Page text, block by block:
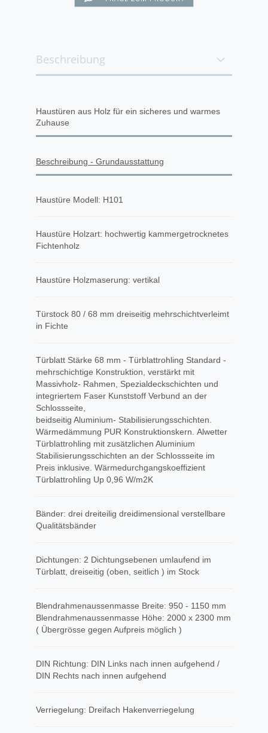
Beschreibung
Haustüren aus Holz für ein sicheres und warmes
Zuhause
Beschreibung - Grundausstattung
Haustüre Modell: H101
Haustüre Holzart: hochwertig kammergetrocknetes
Fichtenholz
Haustüre Holzmaserung: vertikal
Türstock 80 / 68 mm dreiseitig mehrschichtverleimt
in Fichte
Türblatt Stärke 68 mm - Türblattrohling Standard -
mehrschichtige Konstruktion, verstärkt mit
Massivholz- Rahmen, Spezialdeckschichten und
integriertem Faser Kunststoff Verbund an der
Schlossseite,
beidseitig Aluminium- Stabilisierungsschichten.
Wärmedämmung PUR Konstruktionskern. Alwetter
Türblattrohling mit zusätzlichen Aluminium
Stabilisierungsschichten an der Schlossseite im
Preis inklusive. Wärmedurchgangskoeffizient
Türblattrohling Up 0,96 W/m2K
Bänder: drei dreiteilig dreidimensional verstellbare
Qualitätsbänder
Dichtungen: 2 Dichtungsebenen umlaufend im
Türblatt, dreiseitig (oben, seitlich ) im Stock
Blendrahmenaussenmasse Breite: 950 - 1150 mm
Blendrahmenaussenmasse Höhe: 2000 x 2300 mm
( Übergrösse gegen Aufpreis möglich )
DIN Richtung: DIN Links nach innen aufgehend /
DIN Rechts nach innen aufgehend
Verriegelung: Dreifach Hakenverriegelung